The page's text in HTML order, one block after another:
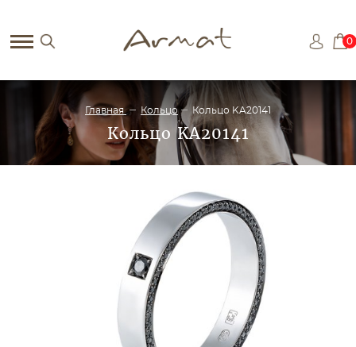
0
Главная Кольцо Кольцо KA20141
Кольцо KA20141